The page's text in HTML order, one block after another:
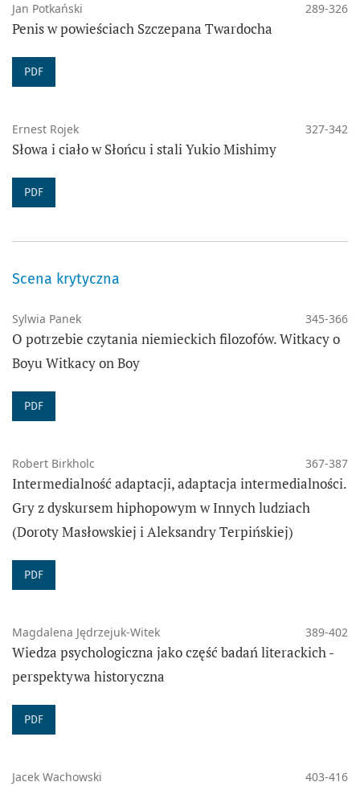
Jan Potkański 289-326
Penis w powieściach Szczepana Twardocha
PDF
Ernest Rojek 327-342
Słowa i ciało w Słońcu i stali Yukio Mishimy
PDF
Scena krytyczna
Sylwia Panek 345-366
O potrzebie czytania niemieckich filozofów. Witkacy o
Boyu Witkacy on Boy
PDF
Robert Birkholc 367-387
Intermedialność adaptacji, adaptacja intermedialności.
Gry z dyskursem hiphopowym w Innych ludziach
(Doroty Masłowskiej i Aleksandry Terpińskiej)
PDF
Magdalena Jędrzejuk-Witek 389-402
Wiedza psychologiczna jako część badań literackich -
perspektywa historyczna
PDF
Jacek Wachowski 403-416